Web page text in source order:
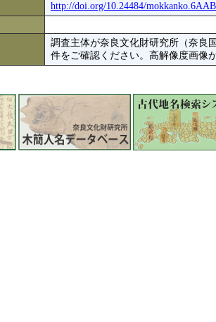
http://doi.org/10.24484/
調査主体が奈良文化財研究所（奈良
件をご確認ください。高解像度画像